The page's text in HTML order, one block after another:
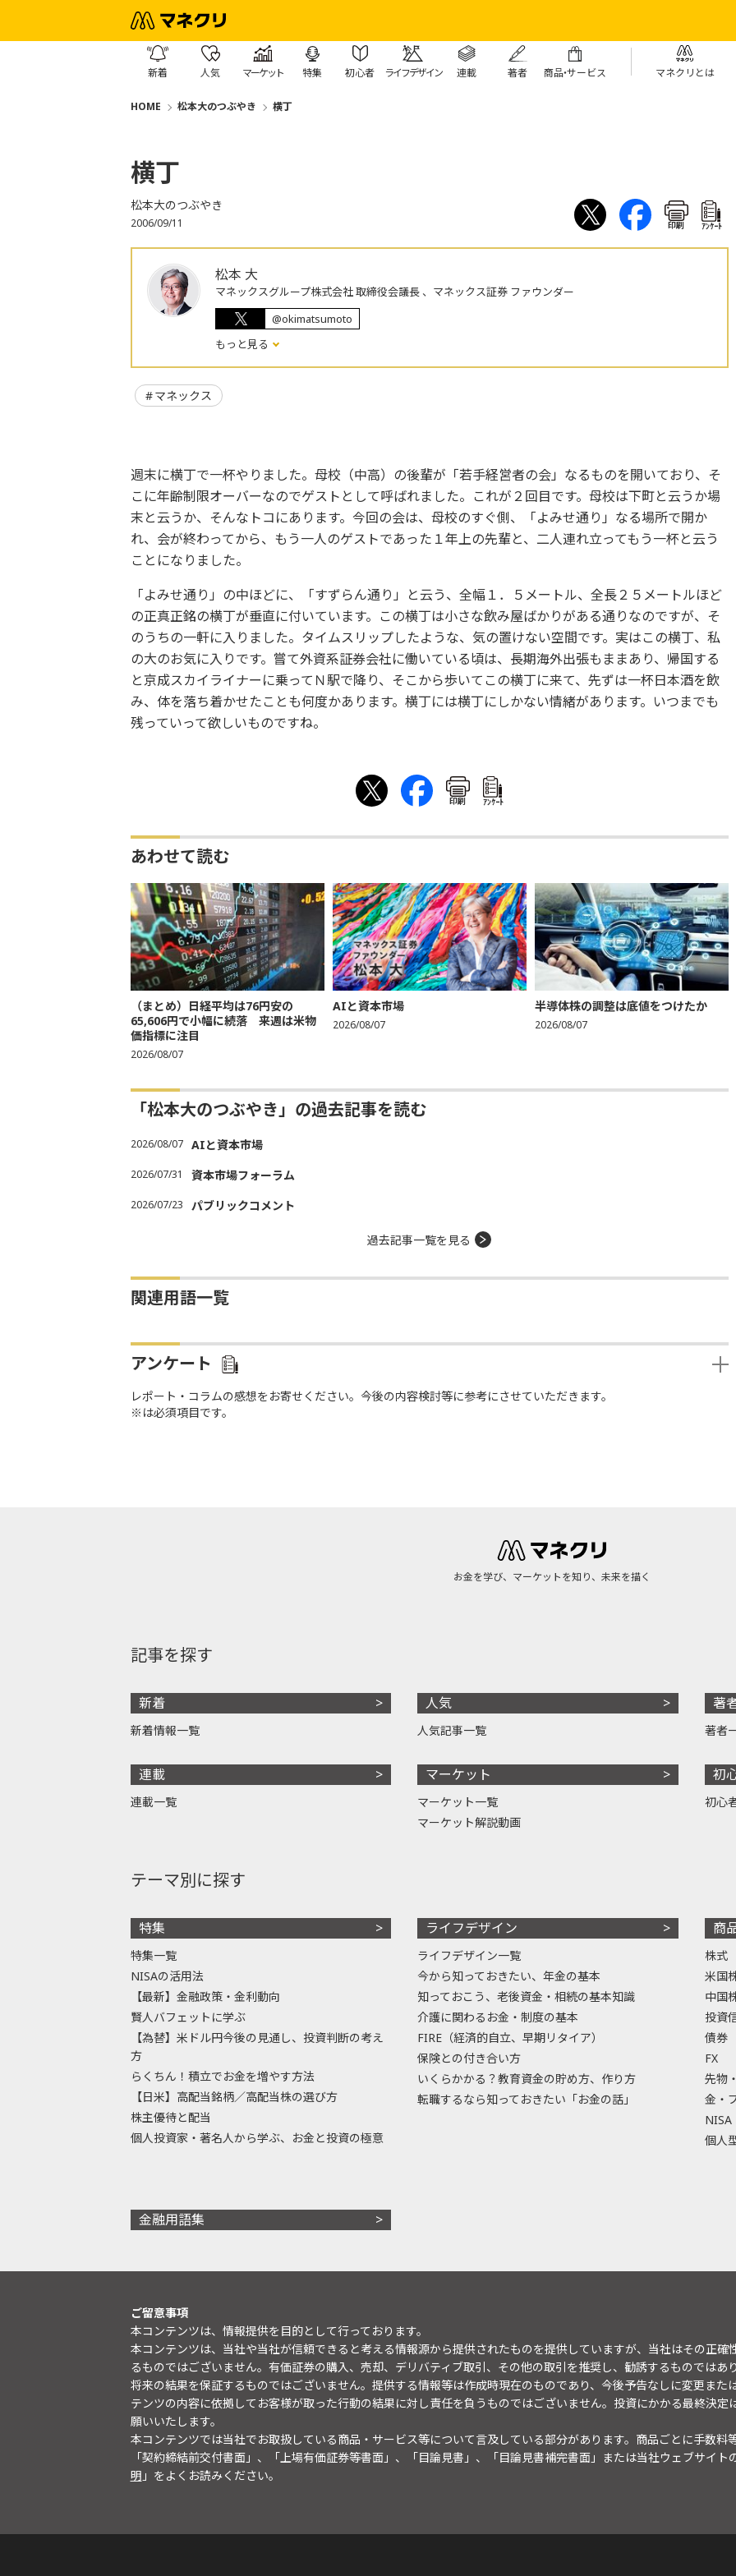
新着 人気 マーケット 特集 初心者 ライフデザイン 連載 著者 商品・サービス マネクリとは
HOME 松本大のつぶやき 横丁
横丁
松本大のつぶやき
2006/09/11 印刷 ｱﾝｹｰﾄ
松本 大
マネックスグループ株式会社 取締役会議長 、マネックス証券 ファウンダー
@okimatsumoto
もっと見る
マネックス
週末に横丁で一杯やりました。母校（中高）の後輩が「若手経営者の会」なるものを開いており、そ
こに年齢制限オーバーなのでゲストとして呼ばれました。これが２回目です。母校は下町と云うか場
末と云うか、そんなトコにあります。今回の会は、母校のすぐ側、「よみせ通り」なる場所で開か
れ、会が終わってから、もう一人のゲストであった１年上の先輩と、二人連れ立ってもう一杯と云う
ことになりました。
「よみせ通り」の中ほどに、「すずらん通り」と云う、全幅１．５メートル、全長２５メートルほど
の正真正銘の横丁が垂直に付いています。この横丁は小さな飲み屋ばかりがある通りなのですが、そ
のうちの一軒に入りました。タイムスリップしたような、気の置けない空間です。実はこの横丁、私
の大のお気に入りです。嘗て外資系証券会社に働いている頃は、長期海外出張もままあり、帰国する
と京成スカイライナーに乗ってＮ駅で降り、そこから歩いてこの横丁に来て、先ずは一杯日本酒を飲
み、体を落ち着かせたことも何度かあります。横丁には横丁にしかない情緒があります。いつまでも
残っていって欲しいものですね。
印刷 ｱﾝｹｰﾄ
あわせて読む
（まとめ）日経平均は76円安の
65,606円で小幅に続落 来週は米物
価指標に注目
2026/08/07
AIと資本市場
2026/08/07
半導体株の調整は底値をつけたか
2026/08/07
「松本大のつぶやき」の過去記事を読む
2026/08/07 AIと資本市場
2026/07/31 資本市場フォーラム
2026/07/23 パブリックコメント
過去記事一覧を見る
関連用語一覧
アンケート
レポート・コラムの感想をお寄せください。今後の内容検討等に参考にさせていただきます。
※は必須項目です。
お金を学び、マーケットを知り、未来を描く
記事を探す
新着
新着情報一覧
連載
連載一覧
人気
人気記事一覧
マーケット
マーケット一覧
マーケット解説動画
著
著者
初
初心
テーマ別に探す
特集
特集一覧
NISAの活用法
【最新】金融政策・金利動向
賢人バフェットに学ぶ
【為替】米ドル円今後の見通し、投資判断の考え
方
らくちん！積立でお金を増やす方法
【日米】高配当銘柄／高配当株の選び方
株主優待と配当
個人投資家・著名人から学ぶ、お金と投資の極意
ライフデザイン
ライフデザイン一覧
今から知っておきたい、年金の基本
知っておこう、老後資金・相続の基本知識
介護に関わるお金・制度の基本
FIRE（経済的自立、早期リタイア）
保険との付き合い方
いくらかかる？教育資金の貯め方、作り方
転職するなら知っておきたい「お金の話」
商
株式
米国
中国
投資
債券
FX
先物
金・
NISA
個人
金融用語集
ご留意事項
本コンテンツは、情報提供を目的として行っております。
本コンテンツは、当社や当社が信頼できると考える情報源から提供されたものを提供していますが、当社はその正
るものではございません。有価証券の購入、売却、デリバティブ取引、その他の取引を推奨し、勧誘するものではあ
将来の結果を保証するものではございません。提供する情報等は作成時現在のものであり、今後予告なしに変更また
テンツの内容に依拠してお客様が取った行動の結果に対し責任を負うものではございません。投資にかかる最終決
願いいたします。
本コンテンツでは当社でお取扱している商品・サービス等について言及している部分があります。商品ごとに手数料
「契約締結前交付書面」、「上場有価証券等書面」、「目論見書」、「目論見書補完書面」または当社ウェブサイト
明 」をよくお読みください。